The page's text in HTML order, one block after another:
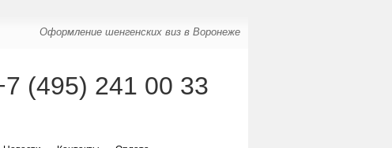
Оформление шенгенских виз в Воронеже
(495) 241 00 33